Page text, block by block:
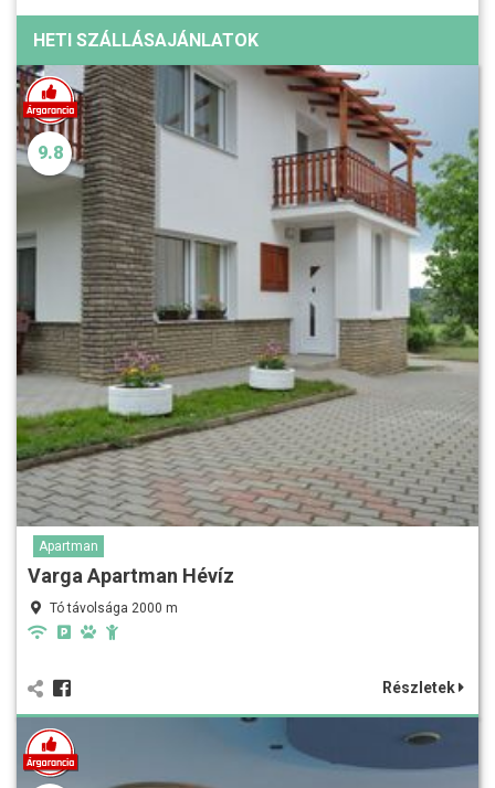
HETI SZÁLLÁSAJÁNLATOK
9.8
Apartman
Varga Apartman Hévíz
Tó távolsága 2000 m
Részletek